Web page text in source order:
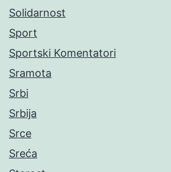
Solidarnost
Sport
Sportski Komentatori
Sramota
Srbi
Srbija
Srce
Sreća